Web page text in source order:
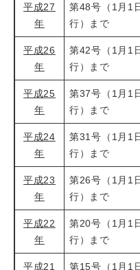
平成27
年
第48号（1月1
行）まで
平成26
年
第42号（1月1
行）まで
平成25
年
第37号（1月1
行）まで
平成24
年
第31号（1月1
行）まで
平成23
年
第26号（1月1
行）まで
平成22
年
第20号（1月1
行）まで
平成21 第15号（1月1